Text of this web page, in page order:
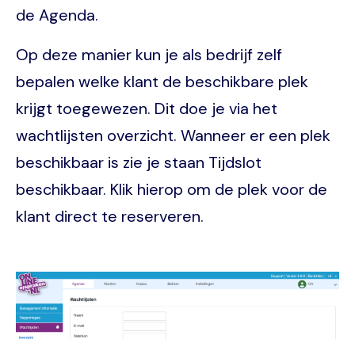
de Agenda.
Op deze manier kun je als bedrijf zelf
bepalen welke klant de beschikbare plek
krijgt toegewezen. Dit doe je via het
wachtlijsten overzicht. Wanneer er een plek
beschikbaar is zie je staan Tijdslot
beschikbaar. Klik hierop om de plek voor de
klant direct te reserveren.
Image